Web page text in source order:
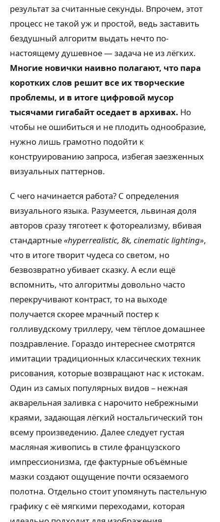
результат за считанные секунды. Впрочем, этот
процесс не такой уж и простой, ведь заставить
бездушный алгоритм выдать нечто по-
настоящему душевное — задача не из лёгких.
Многие новички наивно полагают, что пара
коротких слов решит все их творческие
проблемы, и в итоге цифровой мусор
тысячами гигабайт оседает в архивах. Но
чтобы не ошибиться и не плодить однообразие,
нужно лишь грамотно подойти к
конструированию запроса, избегая заезженных
визуальных паттернов.
С чего начинается работа? С определения
визуального языка. Разумеется, львиная доля
авторов сразу тяготеет к фотореализму, вбивая
стандартные«hyperrealistic, 8k, cinematic lighting»,
что в итоге творит чудеса со светом, но
безвозвратно убивает сказку. А если ещё
вспомнить, что алгоритмы довольно часто
перекручивают контраст, то на выходе
получается скорее мрачный постер к
голливудскому триллеру, чем тёплое домашнее
поздравление. Гораздо интереснее смотрятся
имитации традиционных классических техник
рисования, которые возвращают нас к истокам.
Один из самых популярных видов – нежная
акварельная заливка с нарочито небрежными
краями, задающая лёгкий ностальгический тон
всему произведению. Далее следует густая
масляная живопись в стиле французского
импрессионизма, где фактурные объёмные
мазки создают ощущение почти осязаемого
полотна. Отдельно стоит упомянуть пастельную
графику с её мягкими переходами, которая